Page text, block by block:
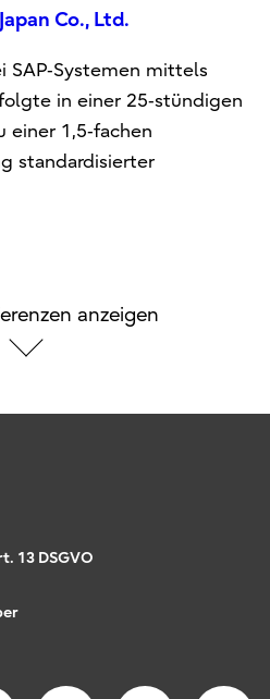
Co., Ltd.
SAP‑Systemen mittels
in einer 25‑stündigen
1,5‑fachen
standardisierter
anzeigen
13 DSGVO